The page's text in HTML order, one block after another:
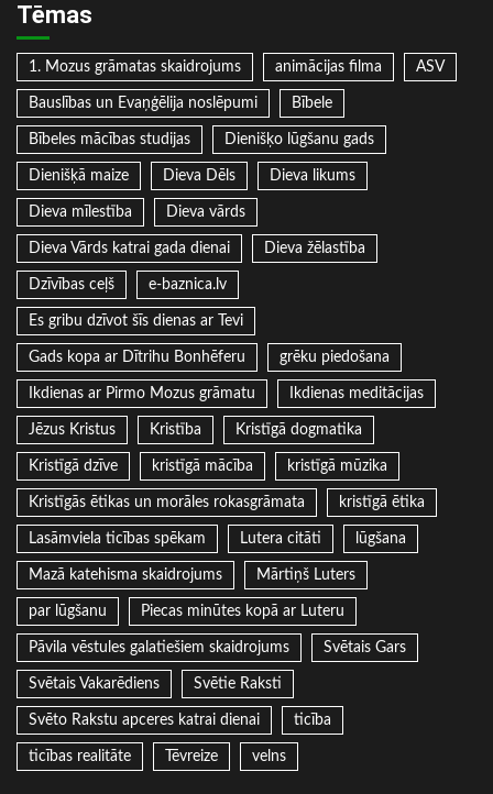
Tēmas
1. Mozus grāmatas skaidrojums animācijas filma ASV
Bauslības un Evaņģēlija noslēpumi Bībele
Bībeles mācības studijas Dienišķo lūgšanu gads
Dienišķā maize Dieva Dēls Dieva likums
Dieva mīlestība Dieva vārds
Dieva Vārds katrai gada dienai Dieva žēlastība
Dzīvības ceļš e-baznica.lv
Es gribu dzīvot šīs dienas ar Tevi
Gads kopa ar Dītrihu Bonhēferu grēku piedošana
Ikdienas ar Pirmo Mozus grāmatu Ikdienas meditācijas
Jēzus Kristus Kristība Kristīgā dogmatika
Kristīgā dzīve kristīgā mācība kristīgā mūzika
Kristīgās ētikas un morāles rokasgrāmata kristīgā ētika
Lasāmviela ticības spēkam Lutera citāti lūgšana
Mazā katehisma skaidrojums Mārtiņš Luters
par lūgšanu Piecas minūtes kopā ar Luteru
Pāvila vēstules galatiešiem skaidrojums Svētais Gars
Svētais Vakarēdiens Svētie Raksti
Svēto Rakstu apceres katrai dienai ticība
ticības realitāte Tēvreize velns